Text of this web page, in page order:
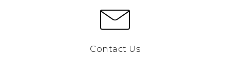
Contact Us